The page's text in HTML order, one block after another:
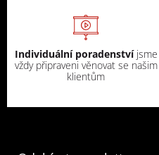
Individuální poradenstvíjsme
vždy připraveni věnovat se našim
klientům